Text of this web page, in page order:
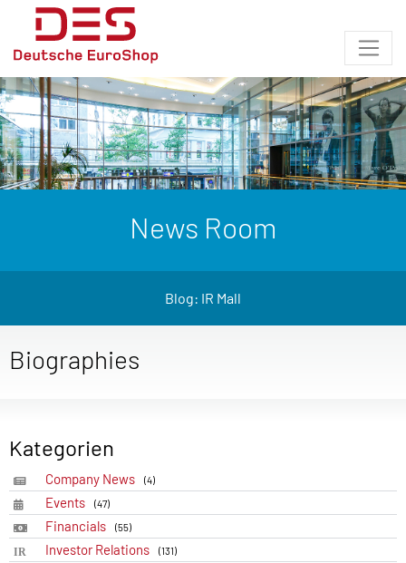
News Room
Blog: IR Mall
Biographies
Kategorien
Company News (4)
Events (47)
Financials (55)
Investor Relations (131)